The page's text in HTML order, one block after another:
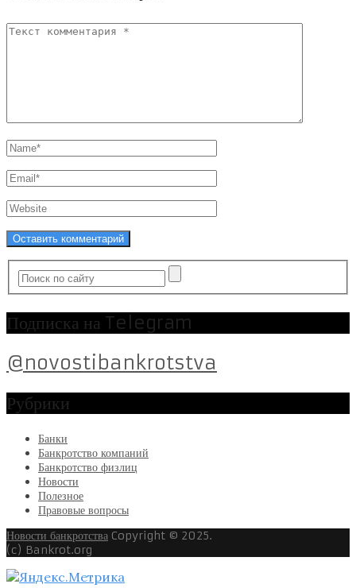
Подписка на Telegram
@novostibankrotstva
Рубрики
Банки
Банкротство компаний
Банкротство физлиц
Новости
Полезное
Правовые вопросы
Новости банкротства Copyright © 2025.
(c) Bankrot.org